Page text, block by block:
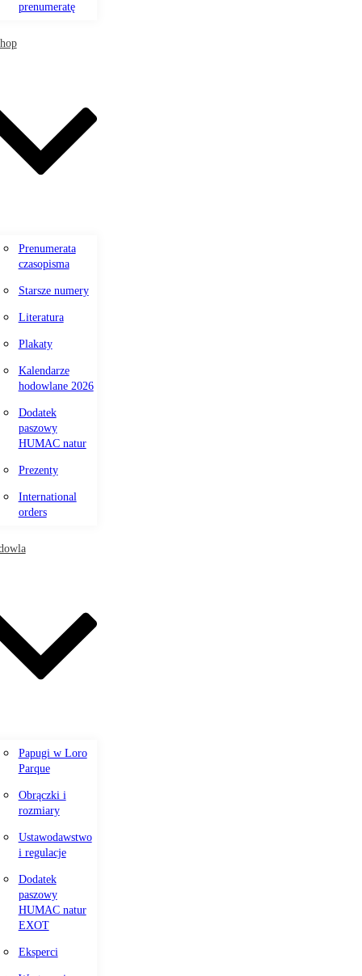
prenumeratę
Prenumerata
czasopisma
Starsze numery
Literatura
Plakaty
Kalendarze
hodowlane 2026
Dodatek
paszowy
HUMAC natur
Prezenty
International
orders
Papugi w Loro
Parque
Obrączki i
rozmiary
Ustawodawstwo
i regulacje
Dodatek
paszowy
HUMAC natur
EXOT
Eksperci